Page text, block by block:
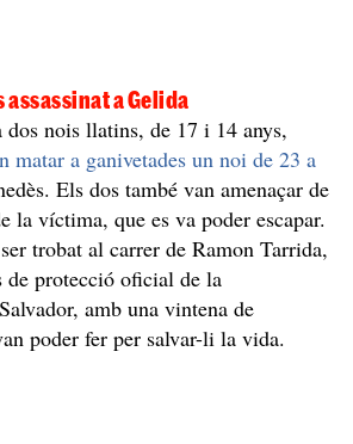
assassinat a Gelida
dos nois llatins, de 17 i 14 anys,
matar a ganivetades un noi de 23 a
Els dos també van amenaçar de
la víctima, que es va poder escapar.
trobat al carrer de Ramon Tarrida,
de protecció oficial de la
amb una vintena de
poder fer per salvar-li la vida.